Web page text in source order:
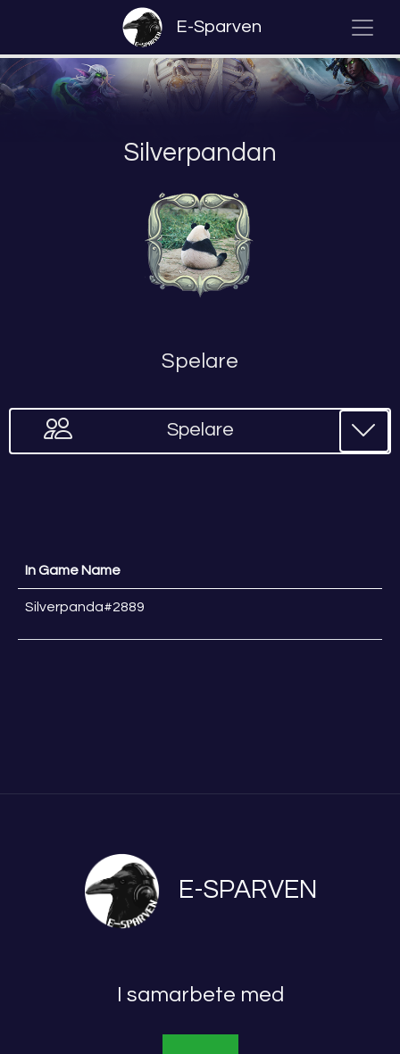
E-Sparven
Silverpandan
Spelare
Spelare
In Game Name
Silverpanda#2889
E-SPARVEN
I samarbete med